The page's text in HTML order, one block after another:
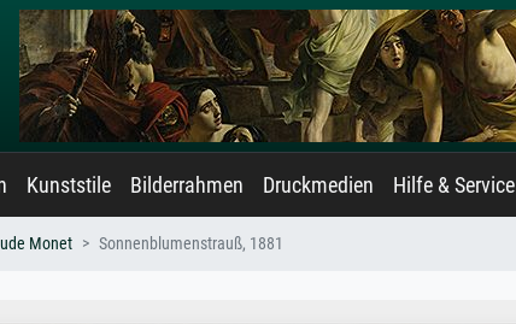
Kunststile Bilderrahmen Druckmedien Hilfe & Service
Monet Sonnenblumenstrauß, 1881